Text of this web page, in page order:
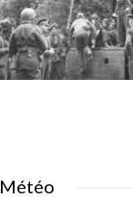
Météo